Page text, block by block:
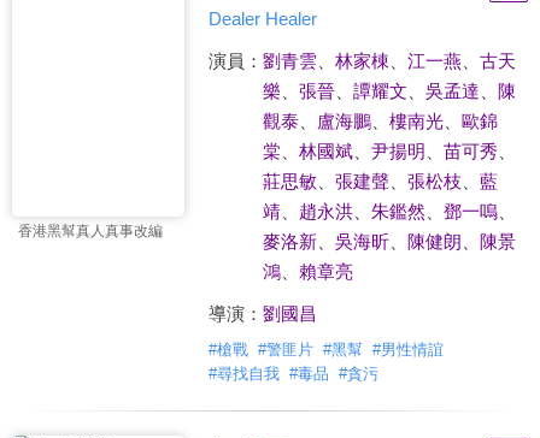
香港黑幫真人真事改編
Dealer Healer
演員： 劉青雲、 林家棟 江一燕
古天
樂
張晉、 譚耀文 吳孟達
陳
觀泰、 盧海鵬、 樓南光、 歐錦
棠
林國斌、 尹揚明 苗可秀
莊思敏、 張建聲、 張松枝
藍
靖、 趙永洪、 朱鑑然 鄧一嗚、
麥洛新、 吳海昕、 陳健朗
陳景
鴻、 賴章亮
導演： 劉國昌
#槍戰 #警匪片 #黑幫 #男性情誼
#尋找自我 #毒品 #貪污